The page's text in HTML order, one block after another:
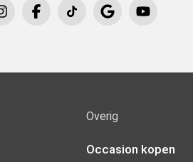
Overig
Occasion kopen